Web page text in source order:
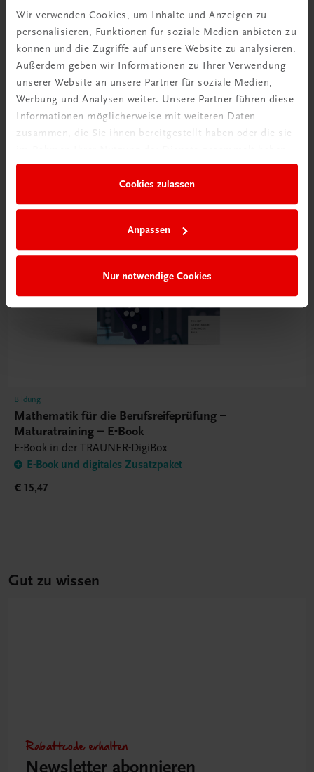
Wir verwenden Cookies, um Inhalte und Anzeigen zu
personalisieren, Funktionen für soziale Medien anbieten zu
können und die Zugriffe auf unsere Website zu analysieren.
Außerdem geben wir Informationen zu Ihrer Verwendung
unserer Website an unsere Partner für soziale Medien,
Werbung und Analysen weiter. Unsere Partner führen diese
Informationen möglicherweise mit weiteren Daten
zusammen, die Sie ihnen bereitgestellt haben oder die sie
Cookies zulassen
Anpassen
Nur notwendige Cookies
Bildung
Mathematik für die Berufsreifeprüfung (Teil 2) – E-
Book
E-Book in der TRAUNER-DigiBox
E-Book und digitales Zusatzpaket
€ 25,33
Bildung
Mathematik für die Berufsreifeprüfung –
Maturatraining – E-Book
E-Book in der TRAUNER-DigiBox
E-Book und digitales Zusatzpaket
€ 15,47
Gut zu wissen
Rabattcode erhalten
Newsletter abonnieren